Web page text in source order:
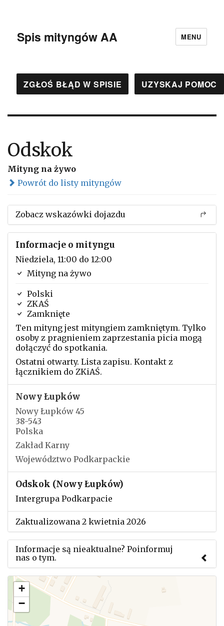
Spis mityngów AA MENU
ZGŁOŚ BŁĄD W SPISIE UZYSKAJ POMOC
Odskok
Mityng na żywo
Powrót do listy mityngów
Zobacz wskazówki dojazdu
Informacje o mityngu
Niedziela, 11:00 do 12:00
Mityng na żywo
Polski
ZKAŚ
Zamknięte
Ten mityng jest mityngiem zamkniętym. Tylko
osoby z pragnieniem zaprzestania picia mogą
dołączyć do spotkania.
Ostatni otwarty. Lista zapisu. Kontakt z
łącznikiem do ZKiAŚ.
Nowy Łupków
Nowy Łupków 45
38-543
Polska
Zakład Karny
Województwo Podkarpackie
Odskok (Nowy Łupków)
Intergrupa Podkarpacie
Zaktualizowana 2 kwietnia 2026
Informacje są nieaktualne? Poinformuj
nas o tym.
Użyj tego formularza aby przesłać informację o
zmianach w powyższym mityngu.
+
−